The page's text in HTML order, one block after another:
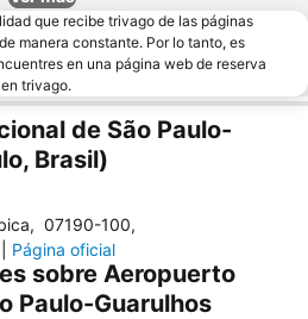
que recibe trivago de las páginas
manera constante. Por lo tanto, es
en una página web de reserva
trivago.
de São Paulo-
Brasil)
, 07190-100,
Página oficial
sobre Aeropuerto
Paulo-Guarulhos